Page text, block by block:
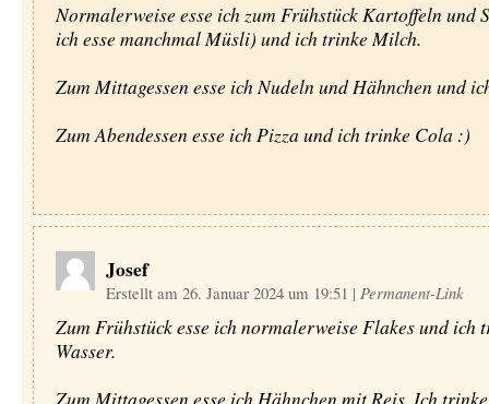
Normalerweise esse ich zum Frühstück Kartoffeln und
ich esse manchmal Müsli) und ich trinke Milch.
Zum Mittagessen esse ich Nudeln und Hähnchen und
Zum Abendessen esse ich Pizza und ich trinke Cola :)
Josef
Erstellt am 26. Januar 2024 um 19:51 | Permanent-Link
Zum Frühstück esse ich normalerweise Flakes und ich
Wasser.
Zum Mittagessen esse ich Hähnchen mit Reis. Ich